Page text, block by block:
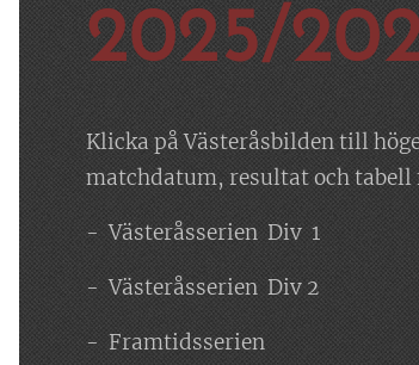
2025/
Klicka på Västeråsbilden till
matchdatum, resultat och tabell
- Västeråsserien Div 1
- Västeråsserien Div 2
- Framtidsserien